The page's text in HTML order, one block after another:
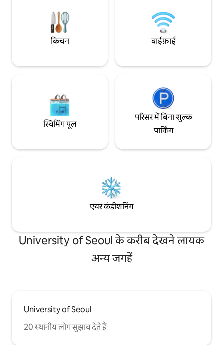
रोमांटिक छुट्टियाँ बिताने, पारिवारिक छुट्टियाँ मनाने या
करीबी दोस्तों के साथ किसी खास सालगिरह का जश्न
मनाने के लिए एक परफ़ेक्ट जगह बनाती है। सियोल
के बीचों-बीच स्थित होने के कारण यहाँ तक पहुँचना
Bukchon Hanok Village,
सकते हैं, और दर्शनीय स्थलों की सैर करने के बाद,
जकूज़ी में थकान दूर कर सकते हैं और एक शांत
हानोक में एक कप गर्म चाय का आनंद ले सकते हैं।😊
सुलभता • चियोंगन्यांगनी स्टेशन के निकास 3 से 10
मिनट की पैदल दूरी पर • चियॉन्गन्यांगनी हिस्ट्री में
डिपार्टमेंट स्टोर,
जैसी सुविधाओं तक पहुँच • डोंगडेमुन ·
अपगुजेओंग · सेओंगसू ·
निजी जगह है, जो
है।
किचन वाईफ़ाई
स्विमिंग पूल
परिसर में बिना शुल्क
पार्किंग
एयर कंडीशनिंग
University of Seoul के करीब देखने लायक
अन्य जगहें
University of Seoul
20 स्थानीय लोग सुझाव देते हैं